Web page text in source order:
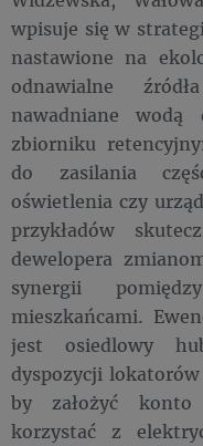
wpisuje się w
nastawione na
odnawialne
nawadniane wodą
zbiorniku
do zasilania
oświetlenia czy
przykładów
dewelopera
synergii
mieszkańcami.
jest osiedlowy
dyspozycji
by założyć
korzystać z